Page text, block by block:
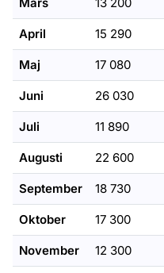
April 15 290
Maj 17 080
Juni 26 030
Juli 11 890
Augusti 22 600
September 18 730
Oktober 17 300
November 12 300